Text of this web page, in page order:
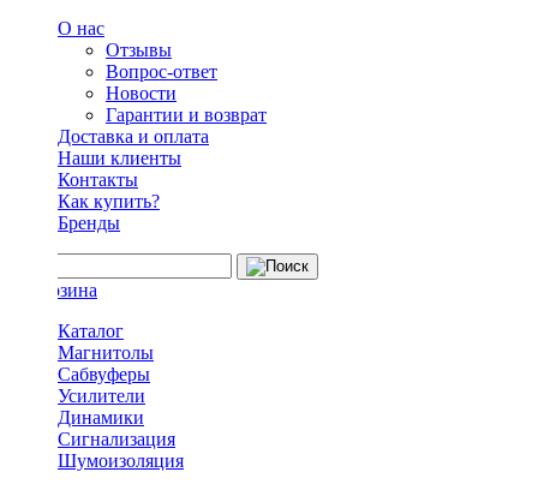
О нас
Отзывы
Вопрос-ответ
Новости
Гарантии и возврат
Доставка и оплата
Наши клиенты
Контакты
Как купить?
Бренды
Каталог
Магнитолы
Сабвуферы
Усилители
Динамики
Сигнализация
Шумоизоляция